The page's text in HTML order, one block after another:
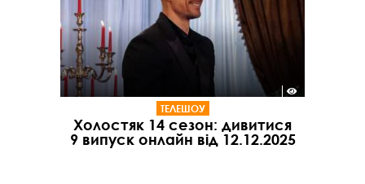
ТЕЛЕШОУ
Холостяк 14 сезон: дивитися
9 випуск онлайн від 12.12.2025